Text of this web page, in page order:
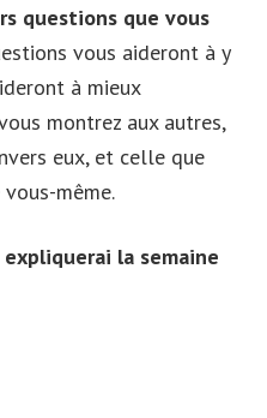
questions que vous
vous aideront à y
à mieux
montrez aux autres,
eux, et celle que
même.
la semaine